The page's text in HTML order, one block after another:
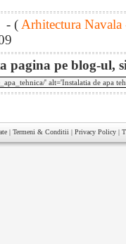
- ( Arhitectura
pagina pe blog-ul,
| Termeni & Conditii | Privacy Policy |